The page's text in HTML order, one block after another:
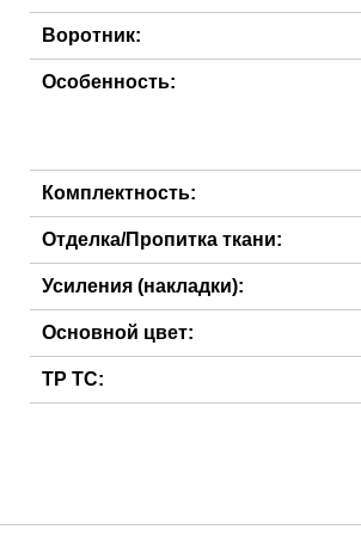
Воротник:
Особенность:
Комплектность:
Отделка/Пропитка ткани:
Усиления (накладки):
Основной цвет:
ТР ТС: